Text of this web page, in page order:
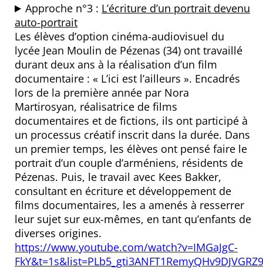
Approche n°3 : L’écriture d’un portrait devenu
auto-portrait
Les élèves d’option cinéma-audiovisuel du
lycée Jean Moulin de Pézenas (34) ont travaillé
durant deux ans à la réalisation d’un film
documentaire : « L’ici est l’ailleurs ». Encadrés
lors de la première année par Nora
Martirosyan, réalisatrice de films
documentaires et de fictions, ils ont participé à
un processus créatif inscrit dans la durée. Dans
un premier temps, les élèves ont pensé faire le
portrait d’un couple d’arméniens, résidents de
Pézenas. Puis, le travail avec Kees Bakker,
consultant en écriture et développement de
films documentaires, les a amenés à resserrer
leur sujet sur eux-mêmes, en tant qu’enfants de
diverses origines.
https://www.youtube.com/watch?v=IMGaJgC-